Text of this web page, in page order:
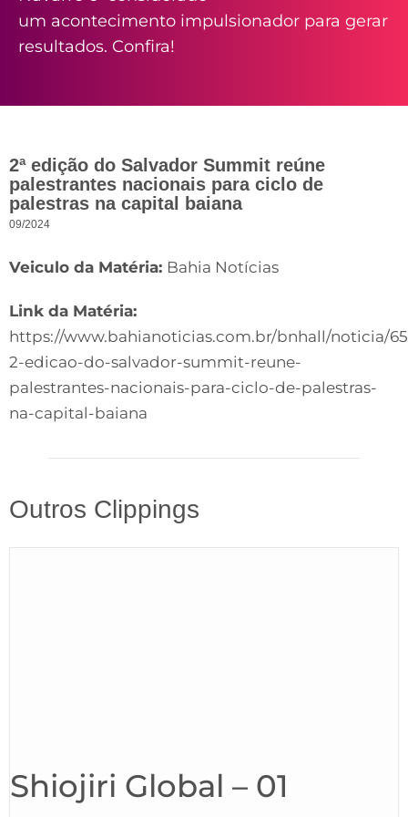
um acontecimento impulsionador para gerar
resultados. Confira!
2ª edição do Salvador Summit reúne
palestrantes nacionais para ciclo de
palestras na capital baiana
09/2024
Veiculo da Matéria: Bahia Notícias
Link da Matéria:
https://www.bahianoticias.com.br/bnhall/noticia/
2-edicao-do-salvador-summit-reune-
palestrantes-nacionais-para-ciclo-de-palestras-
na-capital-baiana
Outros Clippings
Shiojiri Global – 01